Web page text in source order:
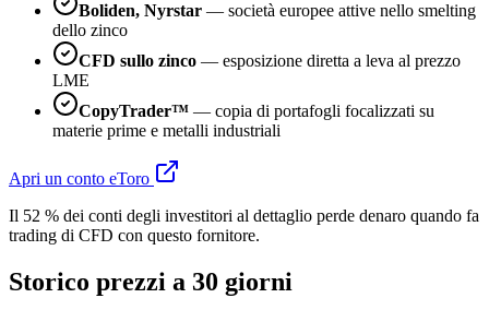
Boliden, Nyrstar — società europee attive nello smelting
dello zinco
CFD sullo zinco — esposizione diretta a leva al prezzo
LME
CopyTrader™ — copia di portafogli focalizzati su
materie prime e metalli industriali
Apri un conto eToro
Il 52 % dei conti degli investitori al dettaglio perde denaro quando fa
trading di CFD con questo fornitore.
Storico prezzi a 30 giorni